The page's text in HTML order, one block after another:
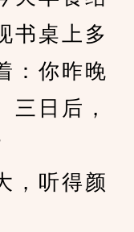
书桌上多
：你昨晚
三日后，
听得颜